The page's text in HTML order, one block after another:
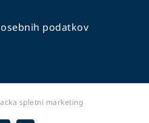
podatkov
spletni marketing